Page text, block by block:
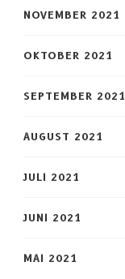
NOVEMBER 2021
OKTOBER 2021
SEPTEMBER 2021
AUGUST 2021
JULI 2021
JUNI 2021
MAI 2021